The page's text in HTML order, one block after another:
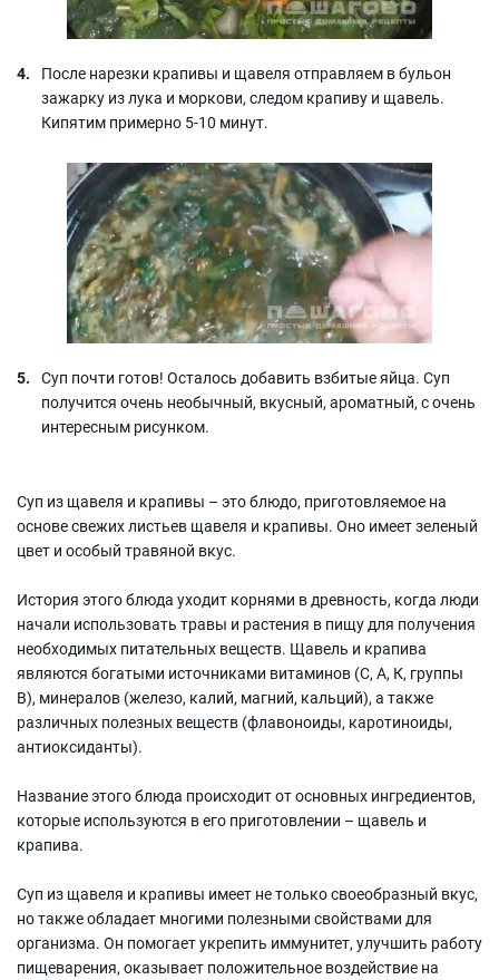
После нарезки крапивы и щавеля отправляем в бульон
зажарку из лука и моркови, следом крапиву и щавель.
Кипятим примерно 5-10 минут.
Суп почти готов! Осталось добавить взбитые яйца. Суп
получится очень необычный, вкусный, ароматный, с очень
интересным рисунком.
Суп из щавеля и крапивы – это блюдо, приготовляемое на
основе свежих листьев щавеля и крапивы. Оно имеет зеленый
цвет и особый травяной вкус.
История этого блюда уходит корнями в древность, когда люди
начали использовать травы и растения в пищу для получения
необходимых питательных веществ. Щавель и крапива
являются богатыми источниками витаминов (С, А, К, группы
В), минералов (железо, калий, магний, кальций), а также
различных полезных веществ (флавоноиды, каротиноиды,
антиоксиданты).
Название этого блюда происходит от основных ингредиентов,
которые используются в его приготовлении – щавель и
крапива.
Суп из щавеля и крапивы имеет не только своеобразный вкус,
но также обладает многими полезными свойствами для
организма. Он помогает укрепить иммунитет, улучшить работу
пищеварения, оказывает положительное воздействие на